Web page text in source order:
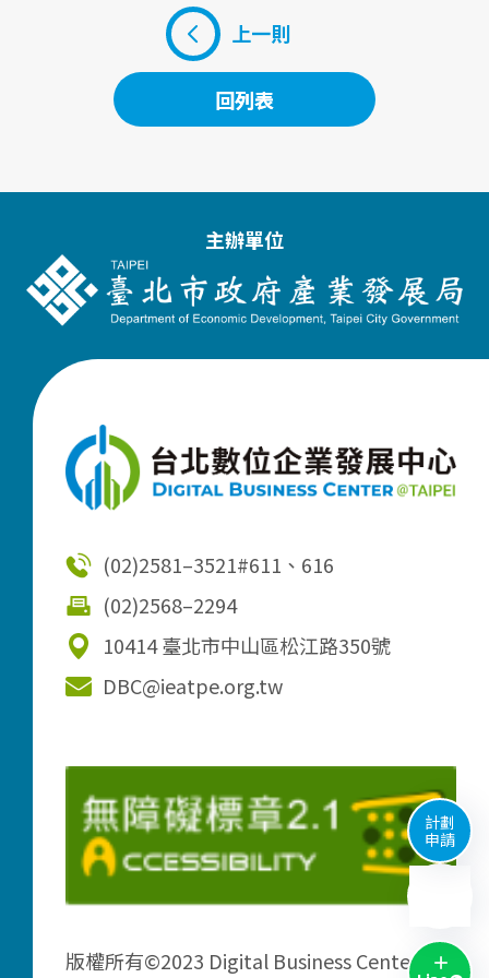
計劃
申請
上一則
回列表
回列表
主辦單位
(02)2581–3521#611、616
(02)2568–2294
10414 臺北市中山區松江路350號
DBC@ieatpe.org.tw
版權所有©2023 Digital Business Center